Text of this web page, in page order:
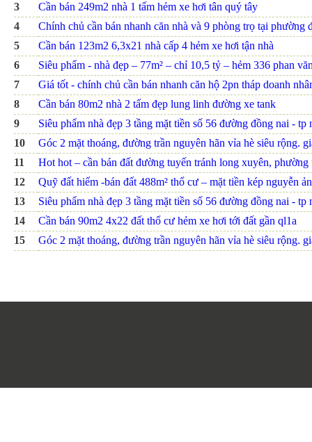
3
Cần bán 249m2 nhà 1 tấm hẻm xe hơi tân quý tây
4
Chính chủ cần bán nhanh căn nhà và 9 phòng trọ tại phường
5
Cần bán 123m2 6,3x21 nhà cấp 4 hẻm xe hơi tận nhà
6
Siêu phẩm - nhà đẹp – 77m² – chỉ 10,5 tỷ – hẻm 336 phan
7
Giá tốt - chính chủ cần bán nhanh căn hộ 2pn tháp doanh
8
Cần bán 80m2 nhà 2 tấm đẹp lung linh đường xe tank
9
Siêu phẩm nhà đẹp 3 tầng mặt tiền số 56 đường đồng nai - tp
10
Góc 2 mặt thoáng, đường trần nguyên hãn vỉa hè siêu rộng.
11
Hot hot – cần bán đất đường tuyến tránh long xuyên, phường
12
Quỹ đất hiếm -bán đất 488m² thổ cư – mặt tiền kép nguyễn
13
Siêu phẩm nhà đẹp 3 tầng mặt tiền số 56 đường đồng nai - tp
14
Cần bán 90m2 4x22 đất thổ cư hẻm xe hơi tới đất gần ql1a
15
Góc 2 mặt thoáng, đường trần nguyên hãn vỉa hè siêu rộng.